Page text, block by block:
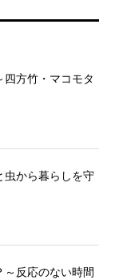
方竹・マコモタ
虫から暮らしを守
反応のない時間